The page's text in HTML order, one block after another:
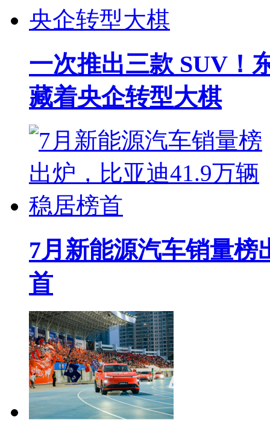
一次推出三款 SUV！
藏着央企转型大棋
7月新能源汽车销量榜
首